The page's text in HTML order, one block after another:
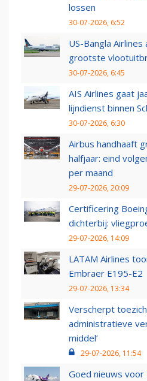
lossen
30-07-2026, 6:52
US-Bangla
grootste
30-07-2026, 6:45
AIS Airlines gaat
lijndienst binnen
30-07-2026, 6:30
Airbus handhaaft
halfjaar: eind
per maand
29-07-2026, 20:09
Certificering
dichterbij:
29-07-2026, 14:09
LATAM Airlines
Embraer E195-E2
29-07-2026, 13:34
Verscherpt
administratieve
middel’
29-07-2026, 11:54
Goed nieuws